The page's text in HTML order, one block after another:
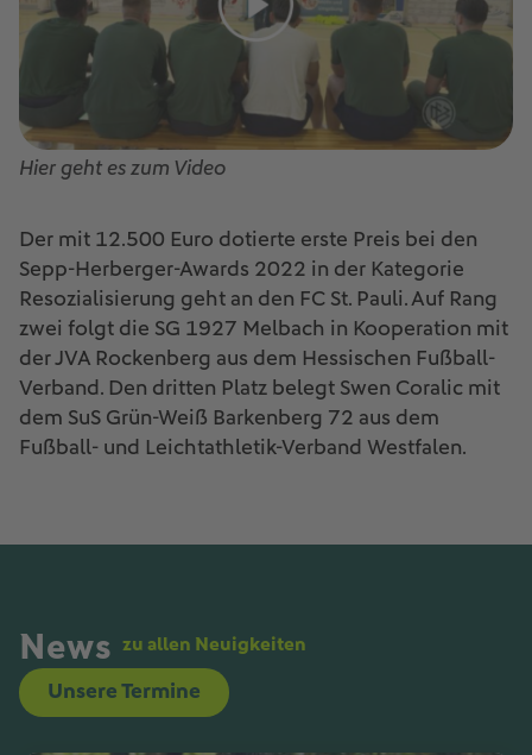
Hier geht es zum Video
Der mit 12.500 Euro dotierte erste Preis bei den
Sepp-Herberger-Awards 2022 in der Kategorie
Resozialisierung geht an den FC St. Pauli. Auf Rang
zwei folgt die SG 1927 Melbach in Kooperation mit
der JVA Rockenberg aus dem Hessischen Fußball-
Verband. Den dritten Platz belegt Swen Coralic mit
dem SuS Grün-Weiß Barkenberg 72 aus dem
Fußball- und Leichtathletik-Verband Westfalen.
News zu allen Neuigkeiten
Unsere Termine